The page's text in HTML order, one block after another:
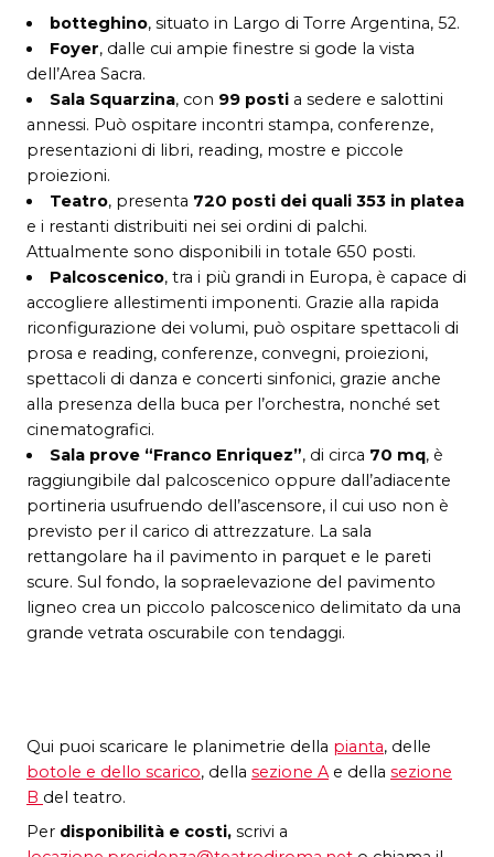
botteghino, situato in Largo di Torre Argentina, 52.
Foyer, dalle cui ampie finestre si gode la vista
dell’Area Sacra.
Sala Squarzina, con 99 postia sedere e salottini
annessi. Può ospitare incontri stampa, conferenze,
presentazioni di libri, reading, mostre e piccole
proiezioni.
Teatro, presenta 720 posti dei quali 353 in platea
e i restanti distribuiti nei sei ordini di palchi.
Attualmente sono disponibili in totale 650 posti.
Palcoscenico, tra i più grandi in Europa, è capace di
accogliere allestimenti imponenti. Grazie alla rapida
riconfigurazione dei volumi, può ospitare spettacoli di
prosa e reading, conferenze, convegni, proiezioni,
spettacoli di danza e concerti sinfonici, grazie anche
alla presenza della buca per l’orchestra, nonché set
cinematografici.
Sala prove “Franco Enriquez”, di circa 70 mq, è
raggiungibile dal palcoscenico oppure dall’adiacente
portineria usufruendo dell’ascensore, il cui uso non è
previsto per il carico di attrezzature. La sala
rettangolare ha il pavimento in parquet e le pareti
scure. Sul fondo, la sopraelevazione del pavimento
ligneo crea un piccolo palcoscenico delimitato da una
grande vetrata oscurabile con tendaggi.
Qui puoi scaricare le planimetrie della pianta, delle
botole e dello scarico, della sezione Ae della sezione
B del teatro.
Per disponibilità e costi, scrivi a